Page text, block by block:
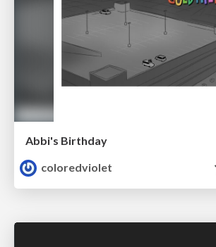
Abbi's Birthday
coloredviolet